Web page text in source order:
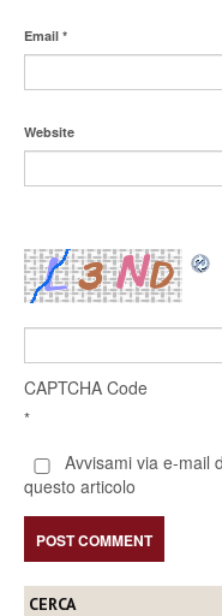
Email *
Website
CAPTCHA Code
*
Avvisami via e-mail
questo articolo
CERCA